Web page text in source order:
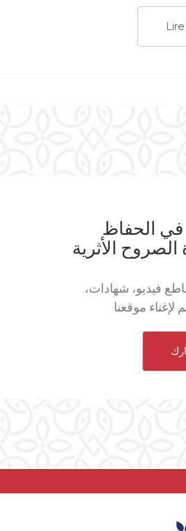
الحفاظ
الأثرية
فيديو، شهادات،
لإغناء موقعنا